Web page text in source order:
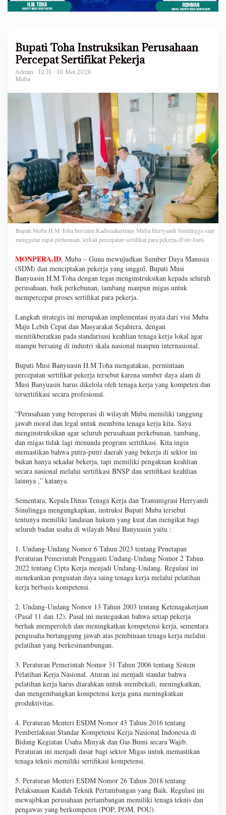
Bupati Toha Instruksikan Perusahaan
Percepat Sertifikat Pekerja
Admin
12:31 - 10 Mei 2026
Muba
Bupati Muba H.M Toha bersama Kadisnakertrans Muba Herryandi Sinulingga saat
menggelar rapat pertemuan, terkait percepatan sertifikat para pekerja.(Foto:Joel)
MONPERA.ID, Muba – Guna mewujudkan Sumber Daya Manusia
(SDM) dan menciptakan pekerja yang unggul, Bupati Musi
Banyuasin H.M Toha dengan tegas menginstruksikan kepada seluruh
perusahaan, baik perkebunan, tambang maupun migas untuk
mempercepat proses sertifikat para pekerja.
Langkah strategis ini merupakan implementasi nyata dari visi Muba
Maju Lebih Cepat dan Masyarakat Sejahtera, dengan
menitikberatkan pada standarisasi keahlian tenaga kerja lokal agar
mampu bersaing di industri skala nasional maupun internasional.
Bupati Musi Banyuasin H.M Toha mengatakan, permintaan
percepatan sertifikat pekerja tersebut karena sumber daya alam di
Musi Banyuasin harus dikelola oleh tenaga kerja yang kompeten dan
tersertifikasi secara profesional.
“Perusahaan yang beroperasi di wilayah Muba memiliki tanggung
jawab moral dan legal untuk membina tenaga kerja kita. Saya
menginstruksikan agar seluruh perusahaan perkebunan, tambang,
dan migas tidak lagi menunda program sertifikasi. Kita ingin
memastikan bahwa putra-putri daerah yang bekerja di sektor ini
bukan hanya sekadar bekerja, tapi memiliki pengakuan keahlian
secara nasional melalui sertifikasi BNSP dan sertifikasi keahlian
lainnya ,” katanya.
Sementara, Kepala Dinas Tenaga Kerja dan Transmigrasi Herryandi
Sinulingga mengungkapkan, instruksi Bupati Muba tersebut
tentunya memiliki landasan hukum yang kuat dan mengikat bagi
seluruh badan usaha di wilayah Musi Banyuasin yaitu :
1. Undang-Undang Nomor 6 Tahun 2023 tentang Penetapan
Peraturan Pemerintah Pengganti Undang-Undang Nomor 2 Tahun
2022 tentang Cipta Kerja menjadi Undang-Undang. Regulasi ini
menekankan penguatan daya saing tenaga kerja melalui pelatihan
kerja berbasis kompetensi.
2. Undang-Undang Nomor 13 Tahun 2003 tentang Ketenagakerjaan
(Pasal 11 dan 12). Pasal ini menegaskan bahwa setiap pekerja
berhak memperoleh dan meningkatkan kompetensi kerja, sementara
pengusaha bertanggung jawab atas pembinaan tenaga kerja melalui
pelatihan yang berkesinambungan.
3. Peraturan Pemerintah Nomor 31 Tahun 2006 tentang Sistem
Pelatihan Kerja Nasional. Aturan ini menjadi standar bahwa
pelatihan kerja harus diarahkan untuk membekali, meningkatkan,
dan mengembangkan kompetensi kerja guna meningkatkan
produktivitas.
4. Peraturan Menteri ESDM Nomor 43 Tahun 2016 tentang
Pemberlakuan Standar Kompetensi Kerja Nasional Indonesia di
Bidang Kegiatan Usaha Minyak dan Gas Bumi secara Wajib.
Peraturan ini menjadi dasar bagi sektor Migas untuk memastikan
tenaga teknis memiliki sertifikasi kompetensi.
5. Peraturan Menteri ESDM Nomor 26 Tahun 2018 tentang
Pelaksanaan Kaidah Teknik Pertambangan yang Baik. Regulasi ini
mewajibkan perusahaan pertambangan memiliki tenaga teknis dan
pengawas yang berkompeten (POP, POM, POU).